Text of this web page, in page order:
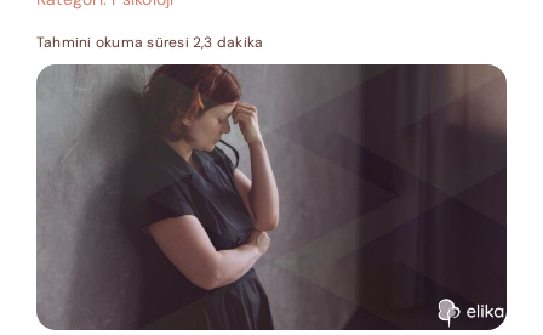
Tahmini okuma süresi 2,3 dakika